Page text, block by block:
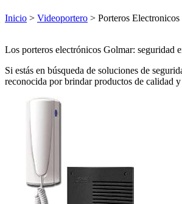
Inicio > Videoportero > Porteros
Los porteros electrónicos Golmar: seguridad
Si estás en búsqueda de soluciones de
reconocida por brindar productos de calidad